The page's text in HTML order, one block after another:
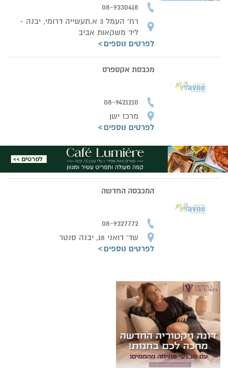
08-9330418
רח' העמל 3 א.תעשייה דרומי, יבנה -
ליד משקאות אביב
לפרטים נוספים
מכבסת אקספרס
08-9421210
מרכז ישן
לפרטים נוספים
המכבסה החדשה
08-9327772
שד' דואני 18, יבנה סנטר
לפרטים נוספים